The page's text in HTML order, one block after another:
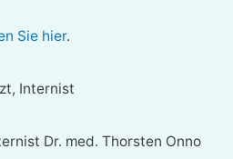
Sie hier.
Internist
Dr. med. Thorsten Onno